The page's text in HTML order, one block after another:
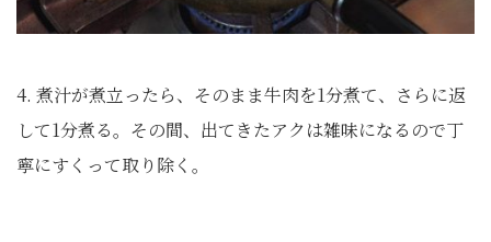
4. 煮汁が煮立ったら、そのまま牛肉を1分煮て、さらに返
して1分煮る。その間、出てきたアクは雑味になるので丁
寧にすくって取り除く。